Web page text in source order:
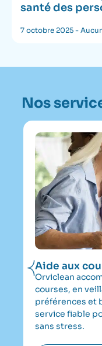
santé des
7 octobre 2025
Nos
Aide aux
Orviclean
courses, en
préférences et
service fiable
sans stress.